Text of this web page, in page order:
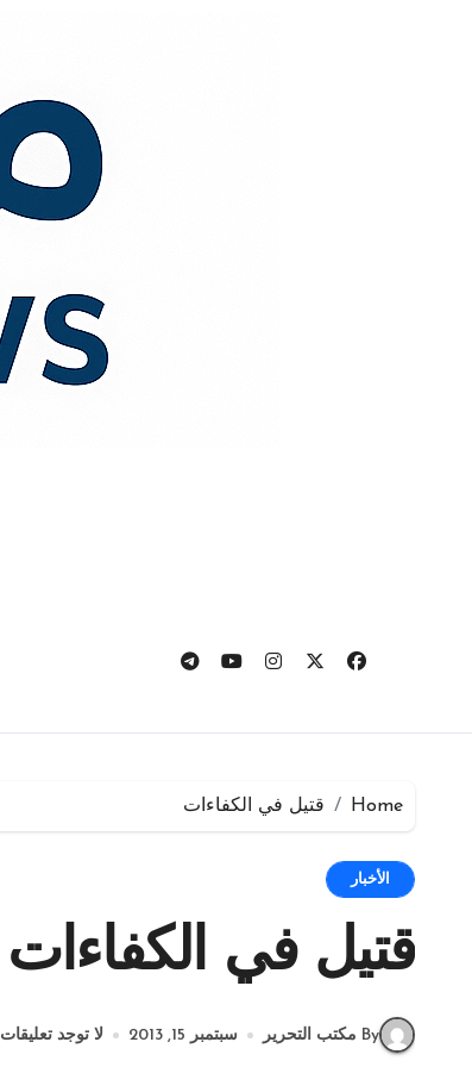
Home قتيل في الكفاءات
الأخبار
قتيل في الكفاءات
By مكتب التحرير سبتمبر 15, 2013 لا توجد تعليقات